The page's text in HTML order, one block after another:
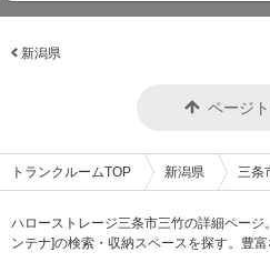
新潟県
ページ
トランクルームTOP 新潟県 三条
ハローストレージ三条市三竹の詳細ペー
ンテナ]の検索・収納スペースを探す。豊